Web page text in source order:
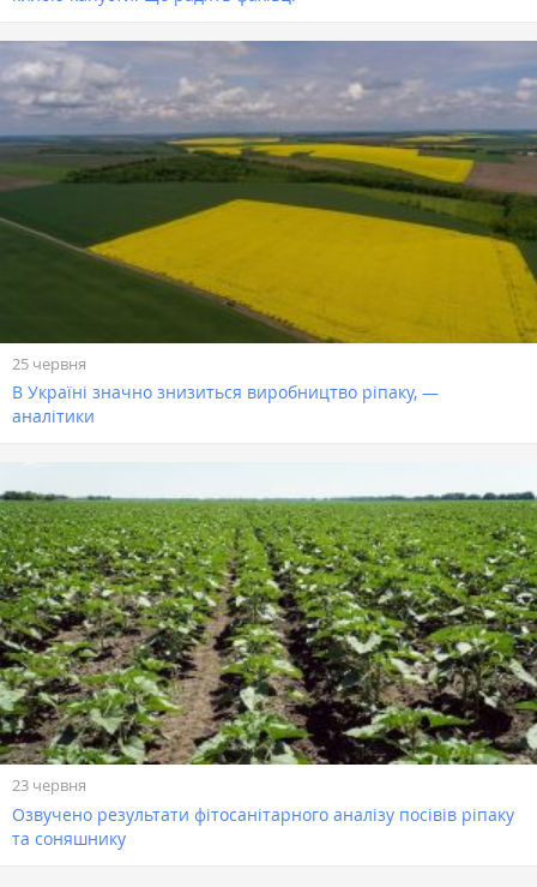
25 червня
В Україні значно знизиться виробництво ріпаку, —
аналітики
23 червня
Озвучено результати фітосанітарного аналізу посівів ріпаку
та соняшнику